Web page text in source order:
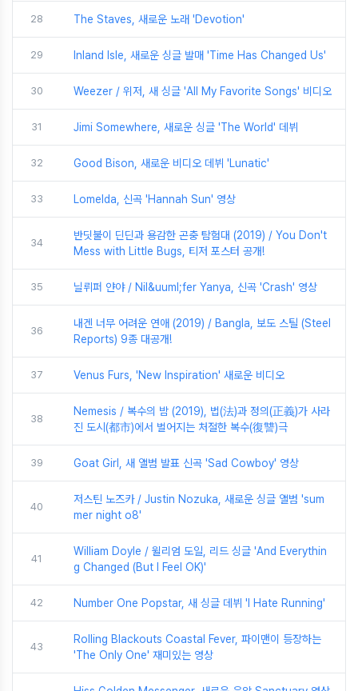
28 The Staves, 새로운 노래 'Devotion'
29 Inland Isle, 새로운 싱글 발매 'Time Has Changed Us'
30 Weezer / 위저, 새 싱글 'All My Favorite Songs' 비디오
31 Jimi Somewhere, 새로운 싱글 'The World' 데뷔
32 Good Bison, 새로운 비디오 데뷔 'Lunatic'
33 Lomelda, 신곡 'Hannah Sun' 영상
34
반딧불이 딘딘과 용감한 곤충 탐험대 (2019) / You Don't
Mess with Little Bugs, 티저 포스터 공개!
35 닐뤼퍼 얀야 / Nil&uuml;fer Yanya, 신곡 'Crash' 영상
36
내겐 너무 어려운 연애 (2019) / Bangla, 보도 스틸 (Steel
Reports) 9종 대공개!
37 Venus Furs, 'New Inspiration' 새로운 비디오
38
Nemesis / 복수의 밤 (2019), 법(法)과 정의(正義)가 사라
진 도시(都市)에서 벌어지는 처절한 복수(復讐)극
39 Goat Girl, 새 앨범 발표 신곡 'Sad Cowboy' 영상
40
저스틴 노즈카 / Justin Nozuka, 새로운 싱글 앨범 'sum
mer night o8'
41
William Doyle / 윌리엄 도일, 리드 싱글 'And Everythin
g Changed (But I Feel OK)'
42 Number One Popstar, 새 싱글 데뷔 'I Hate Running'
43
Rolling Blackouts Coastal Fever, 파이맨이 등장하는
'The Only One' 재미있는 영상